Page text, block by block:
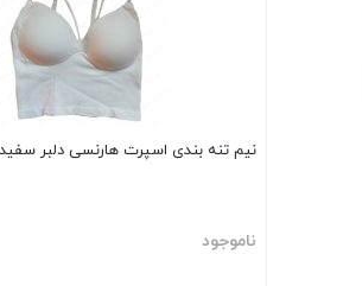
نیم تنه بندی اسپرت هارنسی دلبر سفید
ناموجود